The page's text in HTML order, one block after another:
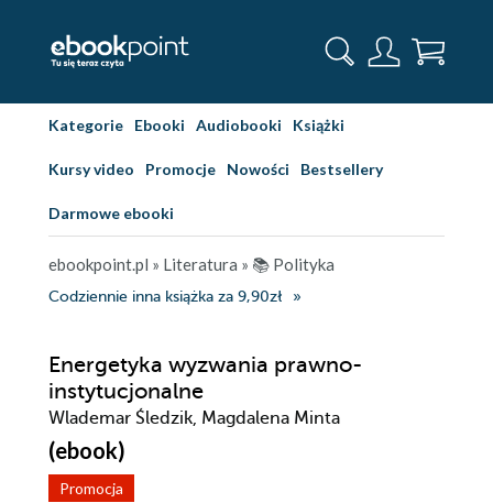
Kategorie Ebooki Audiobooki Książki
Kursy video Promocje Nowości Bestsellery
Darmowe ebooki
ebookpoint.pl » Literatura » 📚 Polityka
Codziennie inna książka za 9,90zł
Energetyka wyzwania prawno-
instytucjonalne
Wlademar Śledzik, Magdalena Minta
(ebook)
Promocja